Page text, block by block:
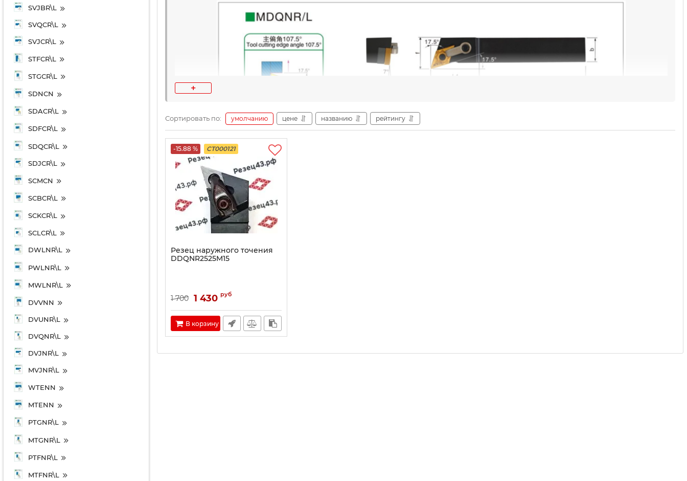
SVJBR\L
SVQCR\L
SVJCR\L
STFCR\L
STGCR\L
SDNCN
SDACR\L
SDFCR\L
SDQCR\L
SDJCR\L
SCMCN
SCBCR\L
SCKCR\L
SCLCR\L
DWLNR\L
PWLNR\L
MWLNR\L
DVVNN
DVUNR\L
DVQNR\L
DVJNR\L
MVJNR\L
WTENN
MTENN
PTGNR\L
MTGNR\L
PTFNR\L
MTFNR\L
+
Сортировать по: умолчанию цене названию рейтингу
-15.88 % CT000121
Резец наружного точения
DDQNR2525M15
1 700 1 430 руб
В корзину